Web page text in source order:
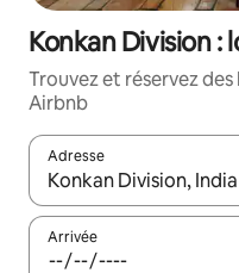
Konkan Division :
Trouvez et réservez
Airbnb
Adresse
Lorsque les résultats
Arrivée